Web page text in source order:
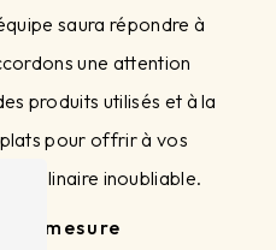
saura répondre à
une attention
produits utilisés et à la
pour offrir à vos
culinaire inoubliable.
sur mesure